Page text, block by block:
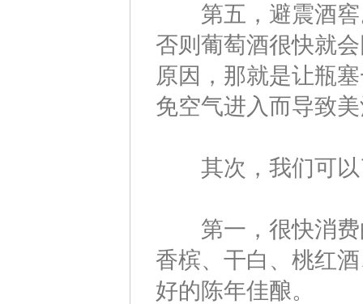
第五，避震酒窖
否则葡萄酒很快就
原因，那就是让瓶
免空气进入而导致
其次，我们可以
第一，很快消费
香槟、干白、桃红
好的陈年佳酿。